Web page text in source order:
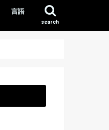
search
言語